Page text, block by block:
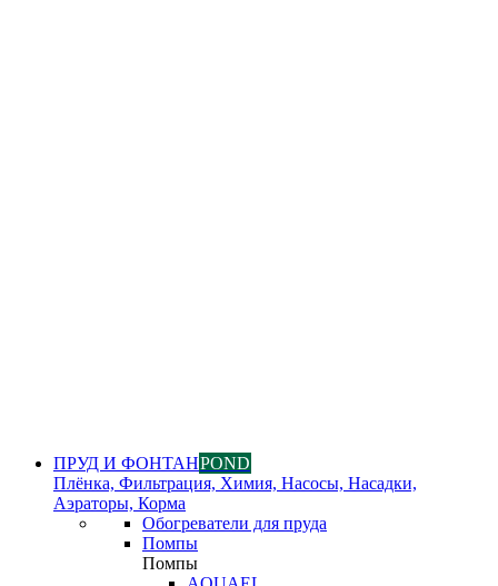
ПРУД И ФОНТАНPOND
Плёнка, Фильтрация, Химия, Насосы, Насадки,
Аэраторы, Корма
Обогреватели для пруда
Помпы
Помпы